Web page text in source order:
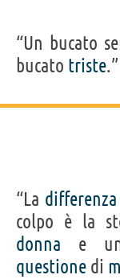
“Un bucato
bucato triste.”
“La differenza
colpo è la
donna e
questione di